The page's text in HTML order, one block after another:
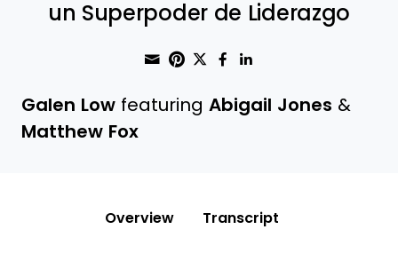
un Superpoder de Liderazgo
Share through Email
Print this page
Share on Pinterest
Share on Twitter
Share on
Galen Low featuring Abigail Jones &
Matthew Fox
Overview Transcript